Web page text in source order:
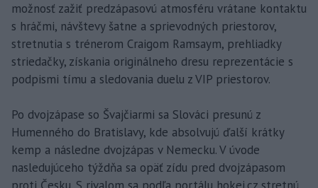
možnosť zažiť predzápasovú atmosféru vrátane kontaktu
s hráčmi, návštevy šatne a sprievodných priestorov,
stretnutia s trénerom Craigom Ramsaym, prehliadky
striedačky, získania originálneho dresu reprezentácie s
podpismi tímu a sledovania duelu z VIP priestorov.
Po dvojzápase so Švajčiarmi sa Slováci presunú z
Humenného do Bratislavy, kde absolvujú ďalší krátky
kemp a následne dvojzápas v Nemecku. V úvode
nasledujúceho týždňa sa opäť zídu pred dvojzápasom